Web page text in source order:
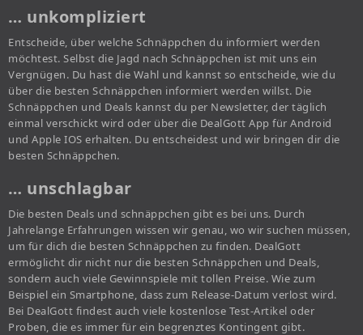
… unkompliziert
Entscheide, über welche Schnäppchen du informiert werden
möchtest. Selbst die Jagd nach Schnäppchen ist mit uns ein
Vergnügen. Du hast die Wahl und kannst so entscheide, wie du
über die besten Schnäppchen informiert werden willst. Die
Schnäppchen und Deals kannst du per Newsletter, der täglich
einmal verschickt wird oder über die DealGott App für Android
und Apple IOS erhalten. Du entscheidest und wir bringen dir die
besten Schnäppchen.
… unschlagbar
Die besten Deals und schnäppchen gibt es bei uns. Durch
Jahrelange Erfahrungen wissen wir genau, wo wir suchen müssen,
um für dich die besten Schnäppchen zu finden. DealGott
ermöglicht dir nicht nur die besten Schnäppchen und Deals,
sondern auch viele Gewinnspiele mit tollen Preise. Wie zum
Beispiel ein Smartphone, dass zum Release-Datum verlost wird.
Bei DealGott findest auch viele kostenlose Test-Artikel oder
Proben, die es immer für ein begrenztes Kontingent gibt.